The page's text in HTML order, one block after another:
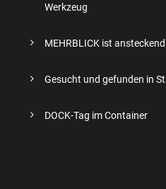
Werkzeug
MEHRBLICK ist ansteckend
Gesucht und gefunden in
DOCK-Tag im Container